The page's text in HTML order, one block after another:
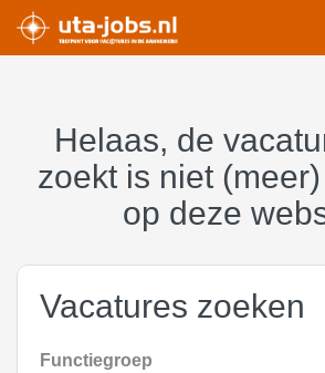
Helaas, de
zoekt is niet
op deze
Vacatures zoeken
Functiegroep